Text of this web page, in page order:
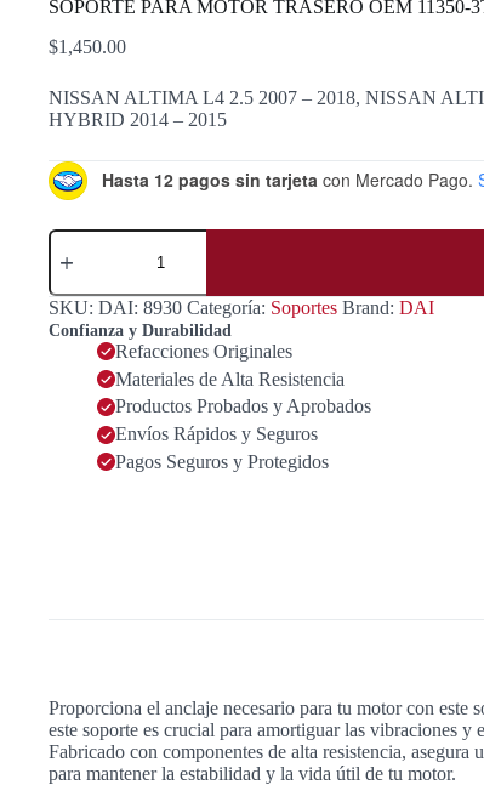
SOPORTE PARA MOTOR TRASERO OEM 11350-
$1,450.00
NISSAN ALTIMA L4 2.5 2007 – 2018, NISSAN
HYBRID 2014 – 2015
Hasta 12 pagos sin tarjeta con Mercado Pago.
SOPORTE
PARA
TRASERO
OEM
11350-
3TA0B,
11350-
3TA0A
11350-
ZX60A
SKU: DAI: 8930 Categoría: Soportes Brand: DAI
Confianza y Durabilidad
Refacciones Originales
Materiales de Alta Resistencia
Productos Probados y Aprobados
Envíos Rápidos y Seguros
Pagos Seguros y Protegidos
Proporciona el anclaje necesario para tu motor con
este soporte es crucial para amortiguar las vibraciones
Fabricado con componentes de alta resistencia,
para mantener la estabilidad y la vida útil de tu motor.